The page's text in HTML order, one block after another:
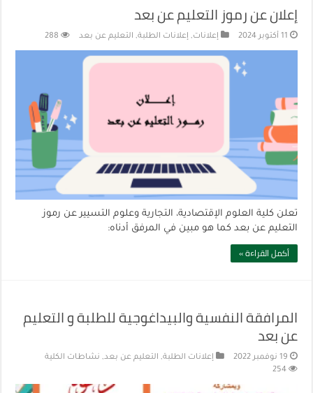
إعلان عن رموز التعليم عن بعد
11 أكتوبر 2024 إعلانات, إعلانات الطلبة, التعليم عن بعد 288
تعلن كلية العلوم الإقتصادية، التجارية وعلوم التسيير عن رموز
التعليم عن بعد كما هو مبين في المرفق أدناه:
أكمل القراءة »
المرافقة النفسية والبيداغوجية للطلبة و التعليم
عن بعد
19 نوفمبر 2022 إعلانات الطلبة, التعليم عن بعد, نشاطات الكلية
254